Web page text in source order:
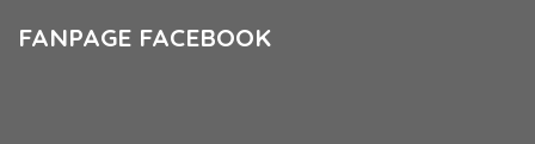
FANPAGE FACEBOOK